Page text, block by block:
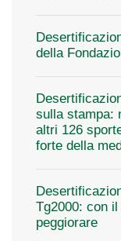
della
sulla stampa:
altri 126
forte della
Tg2000: con
peggiorare